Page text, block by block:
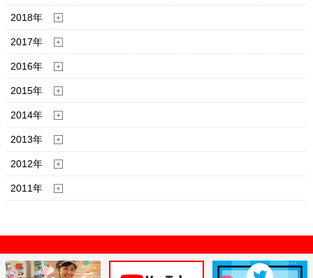
2018年
2017年
2016年
2015年
2014年
2013年
2012年
2011年